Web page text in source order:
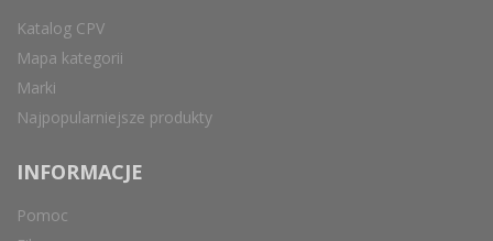
Katalog CPV
Mapa kategorii
Marki
Najpopularniejsze produkty
INFORMACJE
Pomoc